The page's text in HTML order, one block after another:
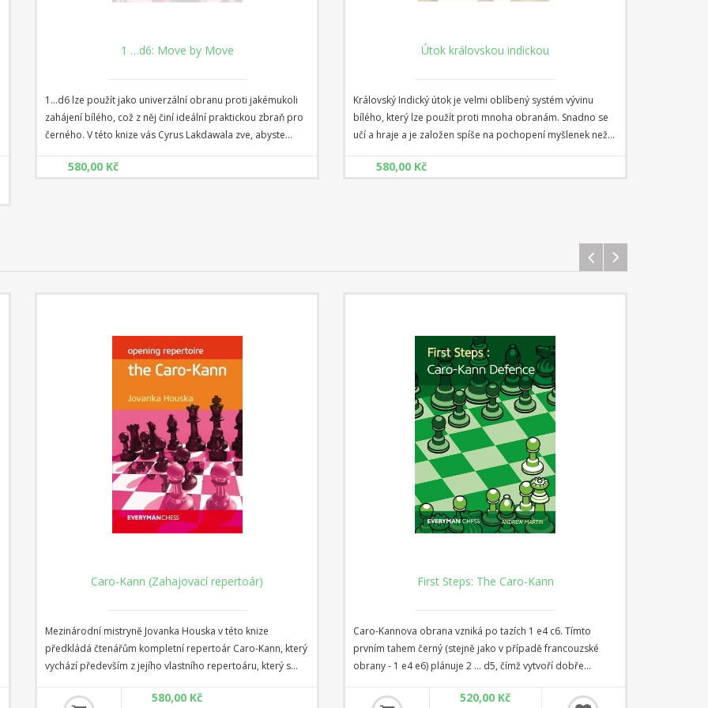
1 …d6: Move by Move
1...d6 lze použít jako univerzální obranu proti jakémukoli
zahájení bílého, což z něj činí ideální praktickou zbraň pro
černého. V této knize vás Cyrus Lakdawala zve, abyste
Dělí se o své zkušenosti a poznatky, studuje typické plány a
580,00 Kč
Útok královskou indickou
Královský Indický útok je velmi oblíbený systém vývinu
bílého, který lze použít proti mnoha obranám. Snadno se
učí a hraje a je založen spíše na pochopení myšlenek než
zahrnuje promyšlený a trvalý útok na černého krále, který
580,00 Kč
Caro-Kann (Zahajovací repertoár)
Mezinárodní mistryně Jovanka Houska v této knize
předkládá čtenářům kompletní repertoár Caro-Kann, který
vychází především z jejího vlastního repertoáru, který s
Houska komplexně aktualizuje svou populární knihu Play
580,00 Kč
First Steps: The Caro-Kann
Caro-Kannova obrana vzniká po tazích 1 e4 c6. Tímto
prvním tahem černý (stejně jako v případě francouzské
obrany - 1 e4 e6) plánuje 2 ... d5, čímž vytvoří dobře
pevné obrany, která minimalizuje riziko, že černý bude
520,00 Kč